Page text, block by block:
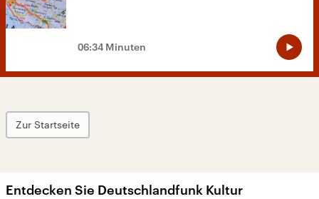
06:34 Minuten
Zur Startseite
Entdecken Sie Deutschlandfunk Kultur